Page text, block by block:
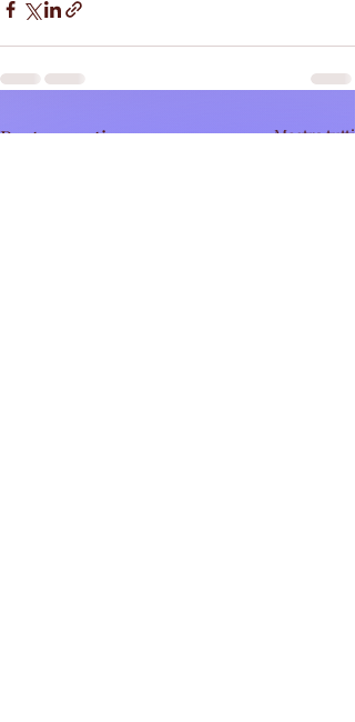
Post recenti Mostra tutti